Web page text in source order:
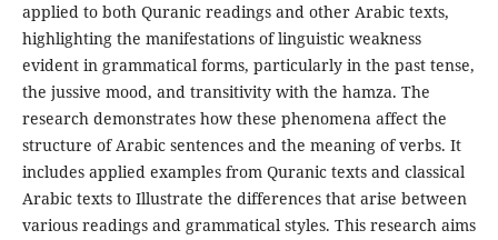
applied to both Quranic readings and other Arabic texts,
highlighting the manifestations of linguistic weakness
evident in grammatical forms, particularly in the past tense,
the jussive mood, and transitivity with the hamza. The
research demonstrates how these phenomena affect the
structure of Arabic sentences and the meaning of verbs. It
includes applied examples from Quranic texts and classical
Arabic texts to Illustrate the differences that arise between
various readings and grammatical styles. This research aims